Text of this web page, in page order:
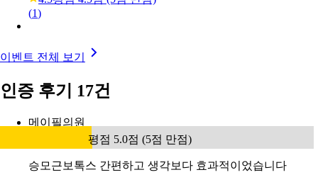
할인 전 가격32만 5천원
16만 5천원
4.5 평점 4.5점 (5점 만점)
(1)